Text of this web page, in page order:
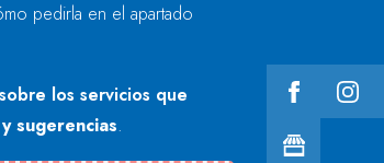
pedirla en el apartado
los servicios que
sugerencias.